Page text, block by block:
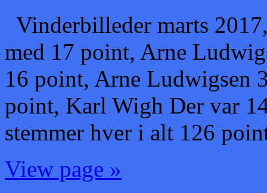
Vinderbilleder marts
med 17 point, Arne
16 point, Arne Ludwigsen
point, Karl Wigh Der var
stemmer hver i alt 126
View page »